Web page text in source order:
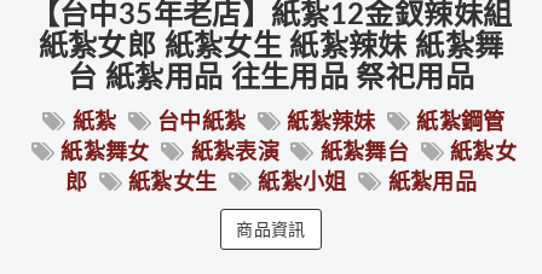
【台中35年老店】紙紮12金釵辣妹組
紙紮女郎 紙紮女生 紙紮辣妹 紙紮舞
台 紙紮用品 往生用品 祭祀用品
紙紮 台中紙紮 紙紮辣妹
紙紮鋼管
紙紮舞女
紙紮表演 紙紮舞台
紙紮女
郎
紙紮女生 紙紮小姐 紙紮用品
商品資訊